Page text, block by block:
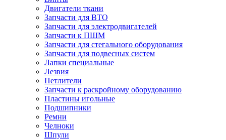
Двигатели ткани
Запчасти для ВТО
Запчасти для электродвигателей
Запчасти к ПШМ
Запчасти для стегального оборудования
Запчасти для подвесных систем
Лапки специальные
Лезвия
Петлители
Запчасти к раскройному оборудованию
Пластины игольные
Подшипники
Ремни
Челноки
Шпули